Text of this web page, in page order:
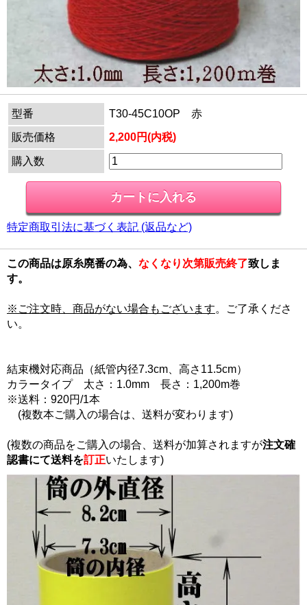
型番
T30-45C10OP 赤
販売価格
2,200円(内税)
購入数
特定商取引法に基づく表記 (返品など)
この商品は原糸廃番の為、 なくなり次第販売終了致しま
す。
※ご注文時、商品がない場合もございます。ご了承くださ
い。
結束機対応商品（紙管内径7.3cm、高さ11.5cm）
カラータイプ 太さ：1.0mm 長さ：1,200m巻
※送料：920円/1本
(複数本ご購入の場合は、送料が変わります)
(複数の商品をご購入の場合、送料が加算されますが注文確
認書にて送料を訂正いたします)